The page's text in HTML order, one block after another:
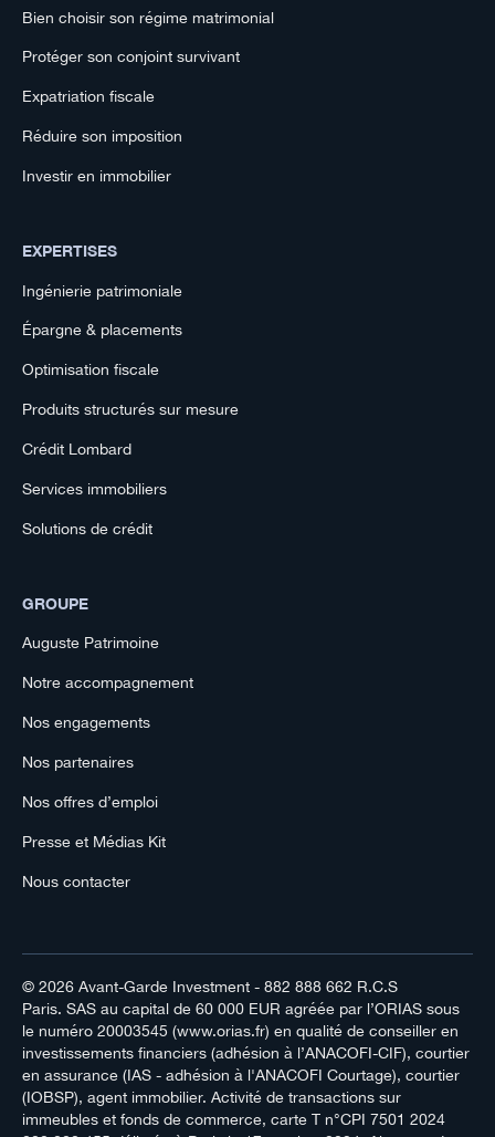
Bien choisir son régime matrimonial
Protéger son conjoint survivant
Expatriation fiscale
Réduire son imposition
Investir en immobilier
EXPERTISES
Ingénierie patrimoniale
Épargne & placements
Optimisation fiscale
Produits structurés sur mesure
Crédit Lombard
Services immobiliers
Solutions de crédit
GROUPE
Auguste Patrimoine
Notre accompagnement
Nos engagements
Nos partenaires
Nos offres d’emploi
Presse et Médias Kit
Nous contacter
© 2026 Avant-Garde Investment- 882 888 662 R.C.S
Paris. SAS au capital de 60 000 EUR agréée par l’ORIAS sous
le numéro 20003545 (www.orias.fr) en qualité de conseiller en
investissements financiers (adhésion à l’ANACOFI-CIF), courtier
en assurance (IAS - adhésion à l'ANACOFI Courtage), courtier
(IOBSP), agent immobilier. Activité de transactions sur
immeubles et fonds de commerce, carte T n°CPI 7501 2024